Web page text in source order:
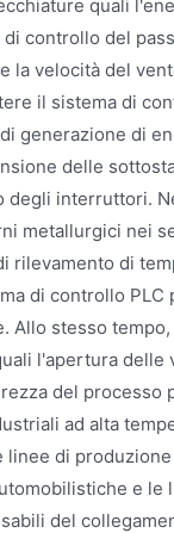
quali
controllo del
la velocità del
il sistema di
generazione di
delle
degli interruttori.
metallurgici nei
rilevamento di
di controllo PLC
Allo stesso
l'apertura delle
del processo
ad alta
linee di produzione
e le
del